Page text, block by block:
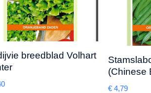
breedblad Volhart
(Chinese
€4,79